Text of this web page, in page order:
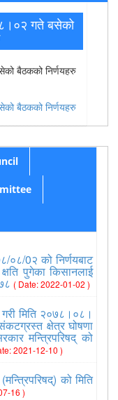
गते बसेको
बैठकको निर्णयहरु
बैठकको निर्णयहरु
०८/0२ को निर्णयबाट
पुगेका किसानलाई
( Date: 2022-01-02 )
मिति २०७८।०८।
क्षेत्र घोषणा
मन्त्रिपरिषद् को
2021-12-10 )
को मिति
16 )